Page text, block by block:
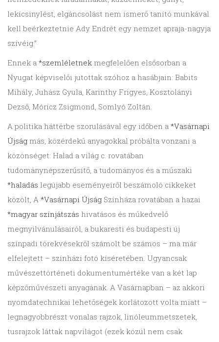
lekicsinylést, elgáncsolást nem ismerő tanító munkával
kell beérkeztetnie Ady Endrét egy nemzet apraja-nagyja
szívéig.”
Ennek a *szemléletnek megfelelően elsősorban a
Nyugat képviselői jutottak szóhoz a hasábjain: Babits
Mihály, Juhász Gyula, Karinthy Frigyes, Kosztolányi
Dezső, Móricz Zsigmond, Somlyó Zoltán.
A politika háttérbe szorulásával egy időben a *Vasárnapi
Újság más, közérdekű anyagokkal próbálta vonzani a
közönséget: Halad a világ c. rovatában
tudománynépszerűsítő, a tudományos és a műszaki
*haladás legújabb eseményeiről beszámoló cikkeket
közölt, A *Vasárnapi Újság Színháza rovatában a hazai
*magyar színjátszás hivatásos és műkedvelő
megnyilvánulásairól, a bukaresti és budapesti új
színpadi törekvésekről számolt be számos – ma már
elfelejtett – színházi fotó kíséretében. Ugyancsak
művészettörténeti dokumentumértéke van a két lap
képzőművészeti anyagának. A Vasárnapban – az akkori
nyomdatechnikai lehetőségek korlátozott volta miatt –
legnagyobbrészt vonalas rajzok, linóleummetszetek,
tusrajzok láttak napvilágot (ezek közül nem csak